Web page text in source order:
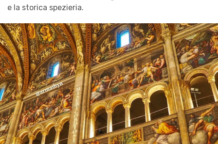
e la storica spezieria.